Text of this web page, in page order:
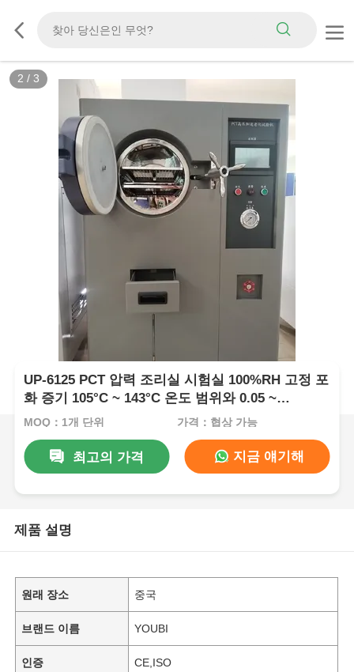
3 / 3
UP-6125 PCT 압력 조리실 시험실 100%RH 고정 포
화 증기 105°C ~ 143°C 온도 범위와 0.05 ~
0.30MPa 작업 압력
MOQ：1개 단위 가격：협상 가능
최고의 가격 지금 얘기해
제품 설명
원래 장소 중국
브랜드 이름 YOUBI
인증 CE,ISO